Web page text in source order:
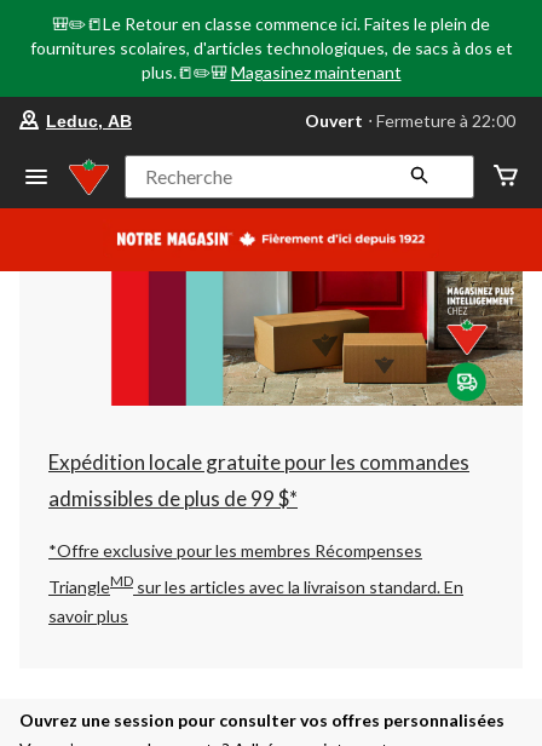
🎒✏️📒Le Retour en classe commence ici. Faites le plein de
fournitures scolaires, d'articles technologiques, de sacs à dos et
plus.📒✏️🎒 Magasinez maintenant
votre
préféré
Leduc,
AB,
courament
Fermeture
à
22:00
cliquer
pour
changer
Leduc, AB Ouvert ⋅ Fermeture à 22:00
Recherche
Expédition locale gratuite pour les commandes
admissibles de plus de 99 $*
*Offre exclusive pour les membres Récompenses
TriangleMD sur les articles avec la livraison standard.En
savoir plus
Ouvrez une session pour consulter vos offres personnalisées